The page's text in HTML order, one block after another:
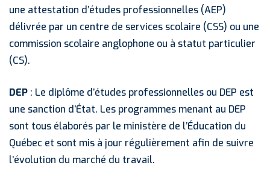
une attestation d’études professionnelles (AEP)
délivrée par un centre de services scolaire (CSS) ou une
commission scolaire anglophone ou à statut particulier
(CS).
DEP : Le diplôme d’études professionnelles ou DEP est
une sanction d’État. Les programmes menant au DEP
sont tous élaborés par le ministère de l’Éducation du
Québec et sont mis à jour régulièrement afin de suivre
l’évolution du marché du travail.